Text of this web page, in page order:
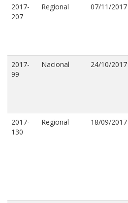
2017-
207
Regional 07/11/2017
2017-
99
Nacional 24/10/2017
2017-
130
Regional 18/09/2017